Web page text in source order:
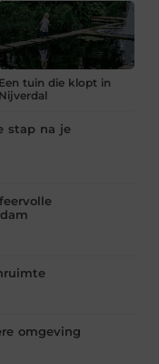
Een tuin die klopt in
Nijverdal
stap na je
omgeving